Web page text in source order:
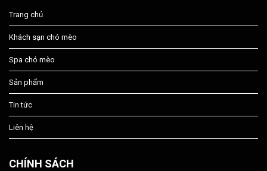
Trang chủ
Khách sạn chó mèo
Spa chó mèo
Sản phẩm
Tin tức
Liên hệ
CHÍNH SÁCH